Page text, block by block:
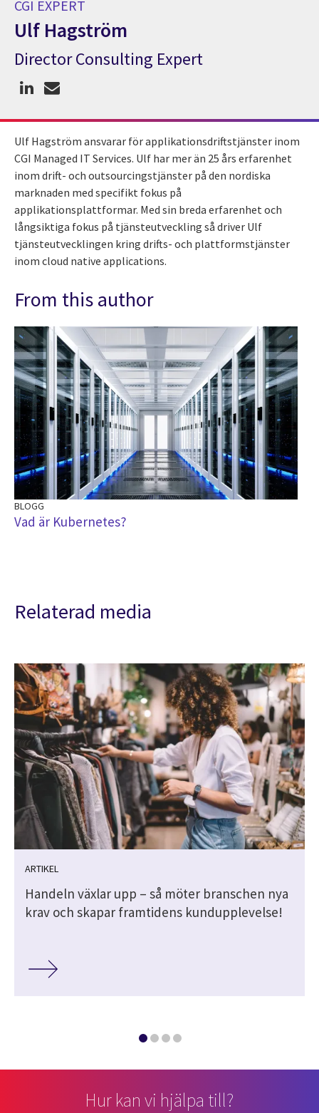
CGI EXPERT
Ulf Hagström
CGI Expert Ulf Hagström
Director Consulting Expert
Ulf Hagström ansvarar för applikationsdriftstjänster inom
CGI Managed IT Services. Ulf har mer än 25 års erfarenhet
inom drift- och outsourcingstjänster på den nordiska
marknaden med specifikt fokus på
applikationsplattformar. Med sin breda erfarenhet och
långsiktiga fokus på tjänsteutveckling så driver Ulf
tjänsteutvecklingen kring drifts- och plattformstjänster
inom cloud native applications.
From this author
BLOGG
Vad är Kubernetes?
Relaterad media
ARTIKEL
Handeln växlar upp – så möter branschen nya
krav och skapar framtidens kundupplevelse!
Hur kan vi hjälpa till?